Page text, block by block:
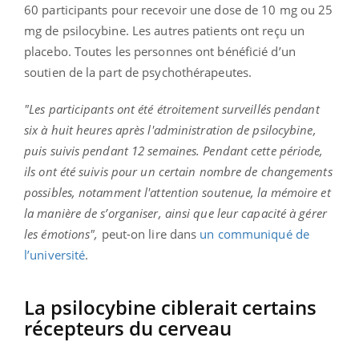
60 participants pour recevoir une dose de 10 mg ou 25
mg de psilocybine. Les autres patients ont reçu un
placebo. Toutes les personnes ont bénéficié d’un
soutien de la part de psychothérapeutes.
"Les participants ont été étroitement surveillés pendant
six à huit heures après l'administration de psilocybine,
puis suivis pendant 12 semaines. Pendant cette période,
ils ont été suivis pour un certain nombre de changements
possibles, notamment l'attention soutenue, la mémoire et
la manière de s’organiser, ainsi que leur capacité à gérer
les émotions", peut-on lire dans un communiqué de
l’université.
La psilocybine ciblerait certains
récepteurs du cerveau